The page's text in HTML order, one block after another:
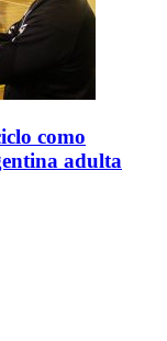
como
adulta